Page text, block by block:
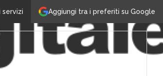
Aggiungi tra i preferiti su Google
servizi